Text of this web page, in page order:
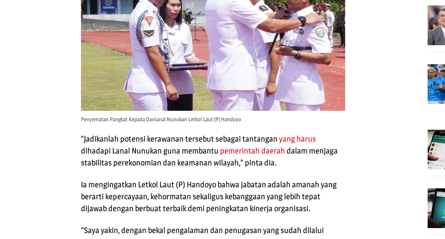
Penyematan Pangkat Kepada Danlanal Nunukan Letkol Laut (P) Handoyo
“Jadikanlah potensi kerawanan tersebut sebagai tantangan yang harus
dihadapi Lanal Nunukan guna membantu pemerintah daerah dalam menjaga
stabilitas perekonomian dan keamanan wilayah,” pinta dia.
Ia mengingatkan Letkol Laut (P) Handoyo bahwa jabatan adalah amanah yang
berarti kepercayaan, kehormatan sekaligus kebanggaan yang lebih tepat
dijawab dengan berbuat terbaik demi peningkatan kinerja organisasi.
“Saya yakin, dengan bekal pengalaman dan penugasan yang sudah dilalui